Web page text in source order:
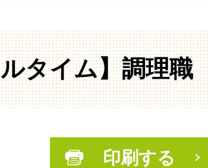
タイム】調理職
印刷する